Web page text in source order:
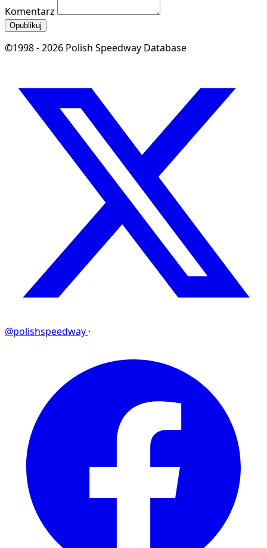
Komentarz
Opublikuj
©1998 - 2026 Polish Speedway Database
@polishspeedway ·